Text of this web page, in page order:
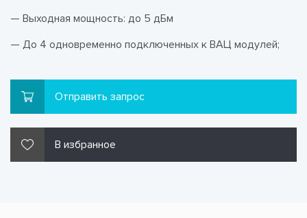
— Выходная мощность: до 5 дБм
— До 4 одновременно подключенных к ВАЦ модулей;
Отправить запрос
В избранное